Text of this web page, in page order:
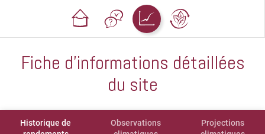
Fiche d'informations détaillées
du site
Historique de
Observations
Projections